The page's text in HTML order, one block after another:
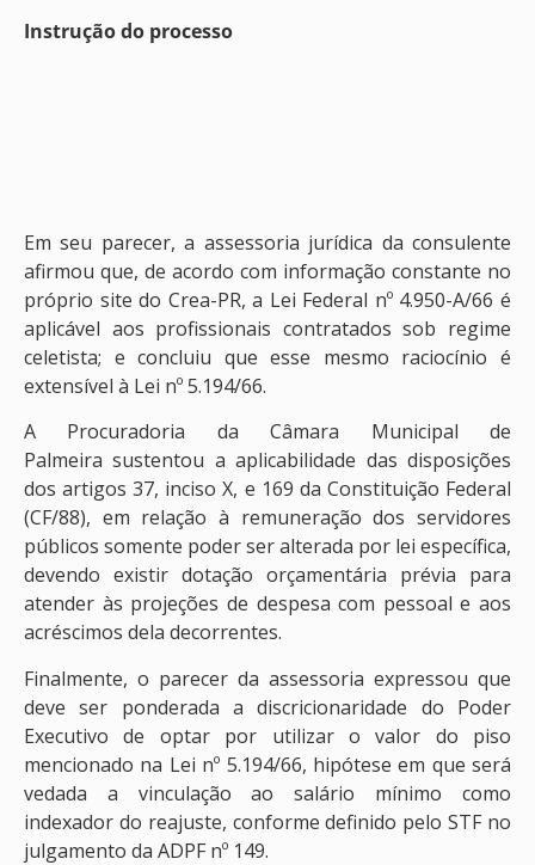
Instrução do processo
Em seu parecer, a assessoria jurídica da consulente
afirmou que, de acordo com informação constante no
próprio site do Crea-PR, a Lei Federal nº 4.950-A/66 é
aplicável aos profissionais contratados sob regime
celetista; e concluiu que esse mesmo raciocínio é
extensível à Lei nº 5.194/66.
A Procuradoria da Câmara Municipal de
Palmeira sustentou a aplicabilidade das disposições
dos artigos 37, inciso X, e 169 da Constituição Federal
(CF/88), em relação à remuneração dos servidores
públicos somente poder ser alterada por lei específica,
devendo existir dotação orçamentária prévia para
atender às projeções de despesa com pessoal e aos
acréscimos dela decorrentes.
Finalmente, o parecer da assessoria expressou que
deve ser ponderada a discricionaridade do Poder
Executivo de optar por utilizar o valor do piso
mencionado na Lei nº 5.194/66, hipótese em que será
vedada a vinculação ao salário mínimo como
indexador do reajuste, conforme definido pelo STF no
julgamento da ADPF nº 149.